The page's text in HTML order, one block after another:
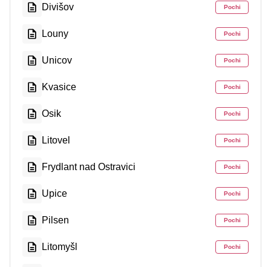
Divišov Pochi
Louny Pochi
Unicov Pochi
Kvasice Pochi
Osik Pochi
Litovel Pochi
Frydlant nad Ostravici Pochi
Upice Pochi
Pilsen Pochi
Litomyšl Pochi